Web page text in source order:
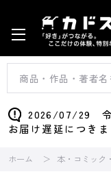
2026/07/29 令
お届け遅延につきま
ホーム 本・コミック